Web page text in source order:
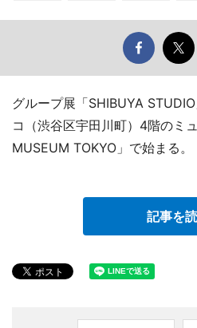
グループ展「SHIBUYA
コ（渋谷区宇田川町）4階のミ
MUSEUM TOKYO」で始まる。
記事を